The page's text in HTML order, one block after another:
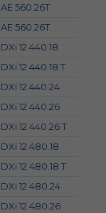
AE 560.26T
AE 560.26T
DXi 12 440.18
DXi 12 440.18 T
DXi 12 440.24
DXi 12 440.26
DXi 12 440.26 T
DXi 12 480.18
DXi 12 480.18 T
DXi 12 480.24
DXi 12 480.26